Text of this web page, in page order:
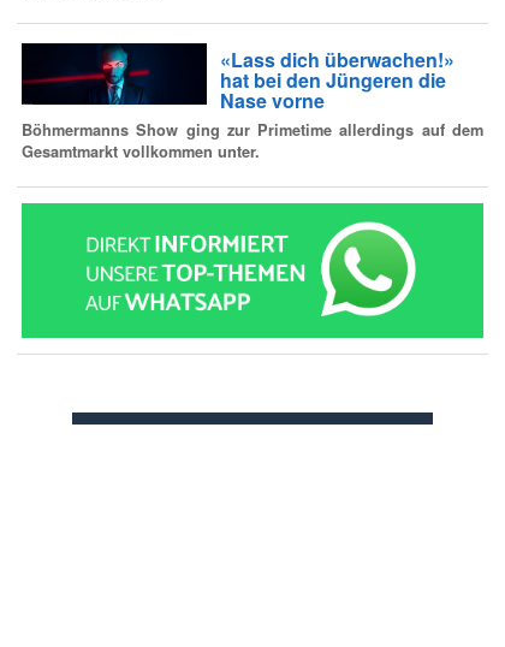
«Lass dich überwachen!»
hat bei den Jüngeren die
Nase vorne
Böhmermanns Show ging zur Primetime allerdings auf dem
Gesamtmarkt vollkommen unter.